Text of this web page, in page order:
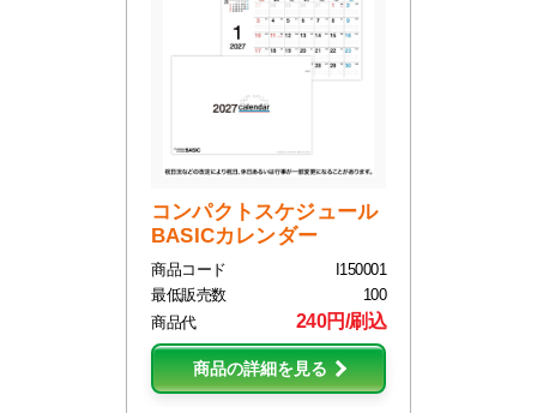
コンパクトスケジュール
BASICカレンダー
商品コード
I150001
最低販売数
100
商品代
240円/刷込
商品の詳細を見る